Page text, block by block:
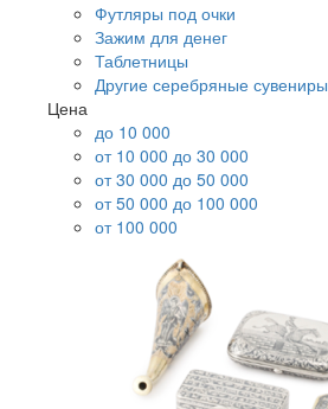
Футляры под очки
Зажим для денег
Таблетницы
Другие серебряные сувениры
Цена
до 10 000
от 10 000 до 30 000
от 30 000 до 50 000
от 50 000 до 100 000
от 100 000